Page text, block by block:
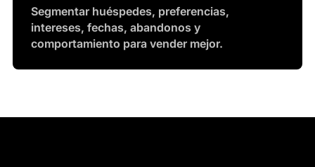
Segmentar huéspedes, preferencias,
intereses, fechas, abandonos y
comportamiento para vender mejor.